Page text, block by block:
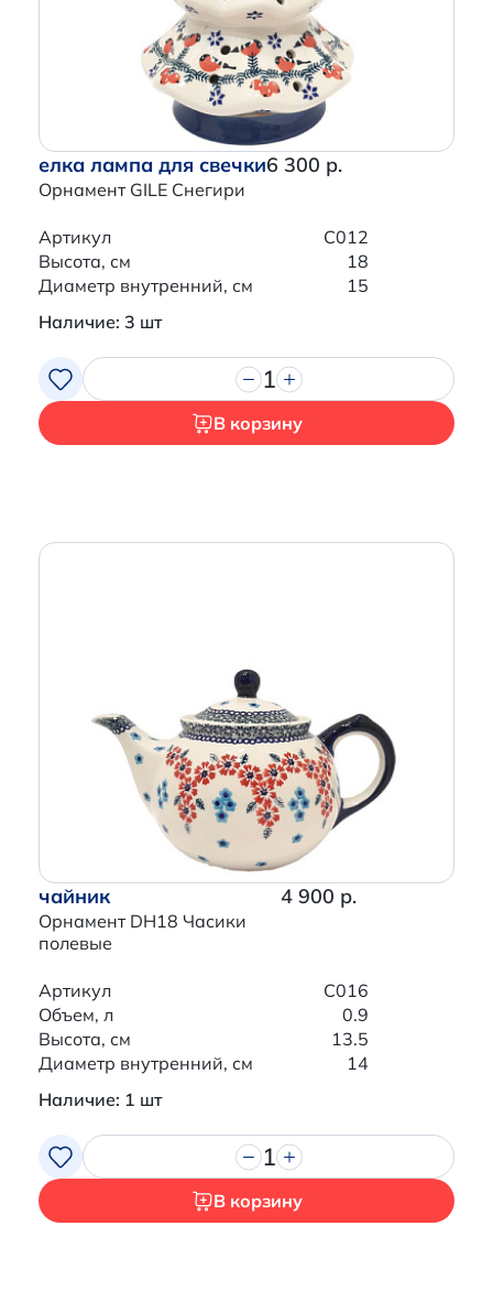
елка лампа для свечки
Орнамент GILE Снегири
6 300 р.
Артикул
C012
Высота, см
18
Диаметр внутренний, см
15
Наличие: 3 шт
1
В корзину
чайник
Орнамент DH18 Часики
полевые
4 900 р.
Артикул
C016
Объем, л
0.9
Высота, см
13.5
Диаметр внутренний, см
14
Наличие: 1 шт
1
В корзину